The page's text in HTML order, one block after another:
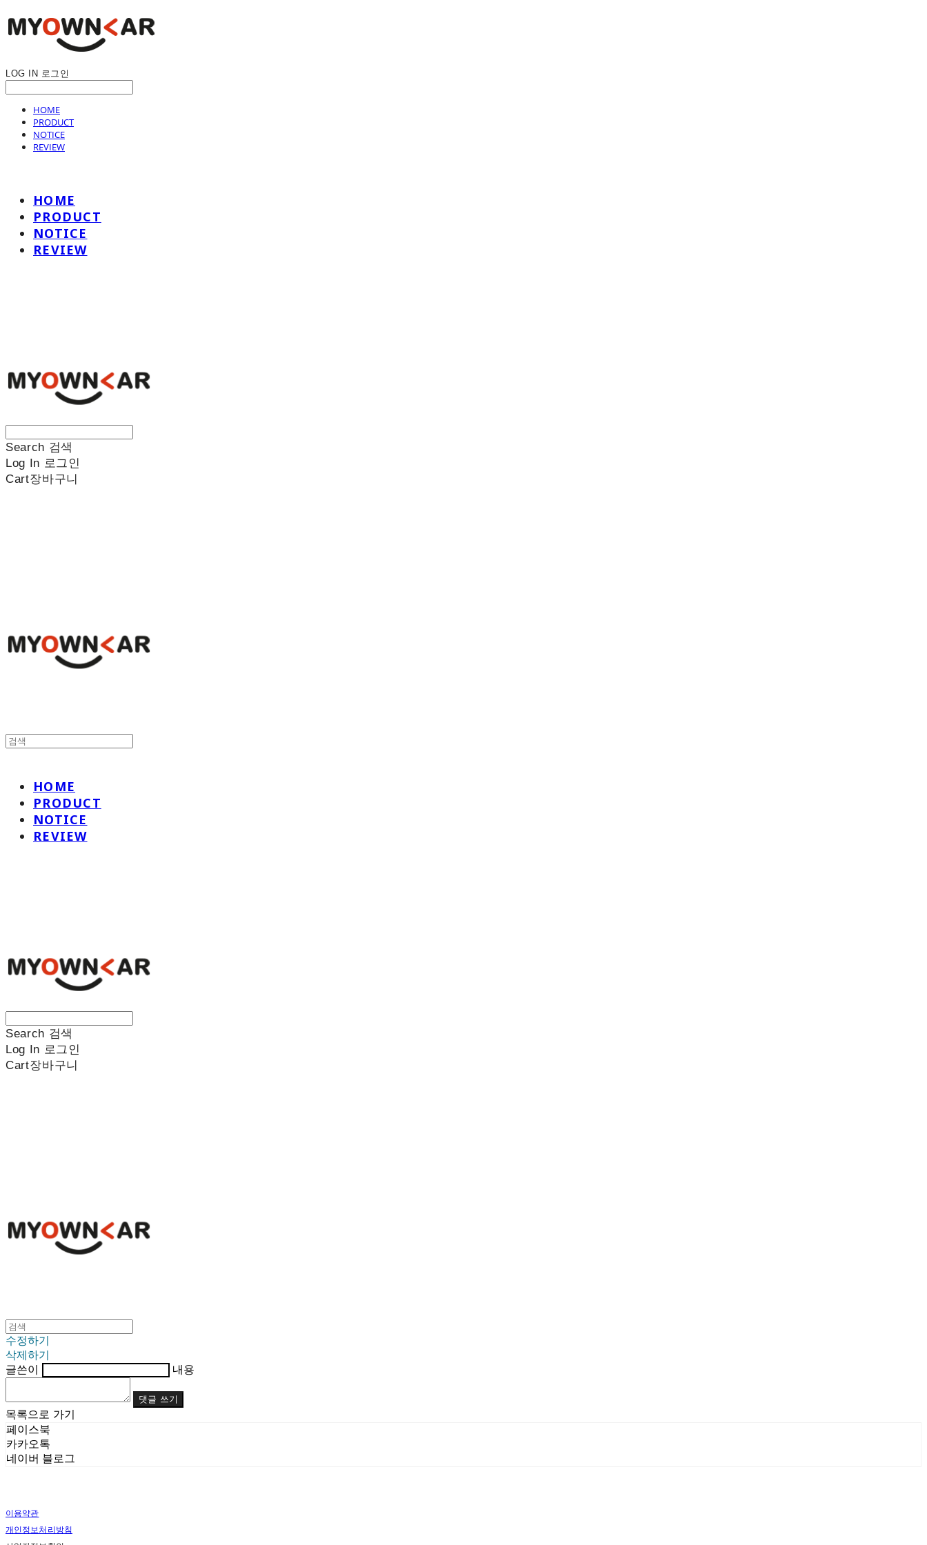
LOG IN 로그인
HOME
PRODUCT
NOTICE
REVIEW
HOME
PRODUCT
NOTICE
REVIEW
Search 검색
Log In 로그인
Cart장바구니
HOME
PRODUCT
NOTICE
REVIEW
Search 검색
Log In 로그인
Cart장바구니
수정하기
삭제하기
글쓴이
내용
댓글 쓰기
목록으로 가기
페이스북
카카오톡
네이버 블로그
이용약관
개인정보처리방침